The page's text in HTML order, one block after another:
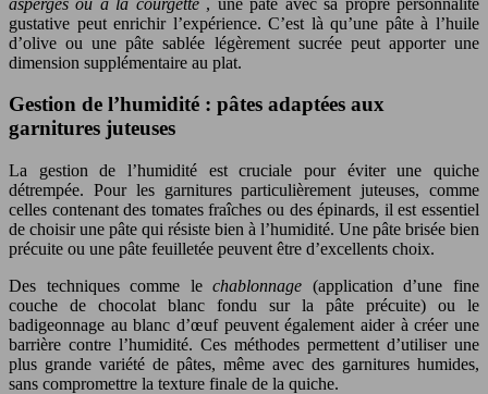
gustative peut enrichir l’expérience. C’est là qu’une pâte à l’huile
d’olive ou une pâte sablée légèrement sucrée peut apporter une
dimension supplémentaire au plat.
Gestion de l’humidité : pâtes adaptées aux
garnitures juteuses
La gestion de l’humidité est cruciale pour éviter une quiche
détrempée. Pour les garnitures particulièrement juteuses, comme
celles contenant des tomates fraîches ou des épinards, il est essentiel
de choisir une pâte qui résiste bien à l’humidité. Une pâte brisée bien
précuite ou une pâte feuilletée peuvent être d’excellents choix.
Des techniques comme lechablonnage (application d’une fine
couche de chocolat blanc fondu sur la pâte précuite) ou le
badigeonnage au blanc d’œuf peuvent également aider à créer une
barrière contre l’humidité. Ces méthodes permettent d’utiliser une
plus grande variété de pâtes, même avec des garnitures humides,
sans compromettre la texture finale de la quiche.